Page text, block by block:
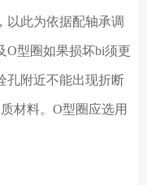
以此为依据配轴承调
O型圈如果损坏bi须更
孔附近不能出现折断
材料。 O型圈应选用